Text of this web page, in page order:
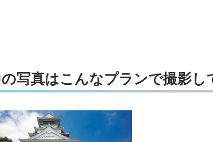
写真はこんなプランで撮影し